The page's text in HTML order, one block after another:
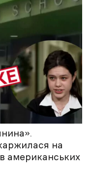
на
американських